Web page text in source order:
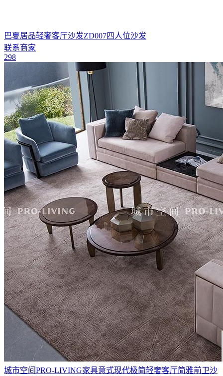
巴夏居品轻奢客厅沙发ZD007四人位沙发
联系商家
298
城市空间PRO-LIVING家具意式现代极简轻奢客厅简雅前卫沙